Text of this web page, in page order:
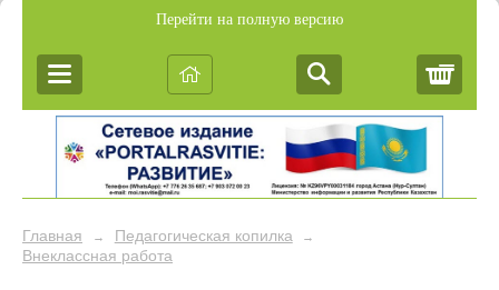
Перейти на полную версию
Главная → Педагогическая копилка →
Внеклассная работа